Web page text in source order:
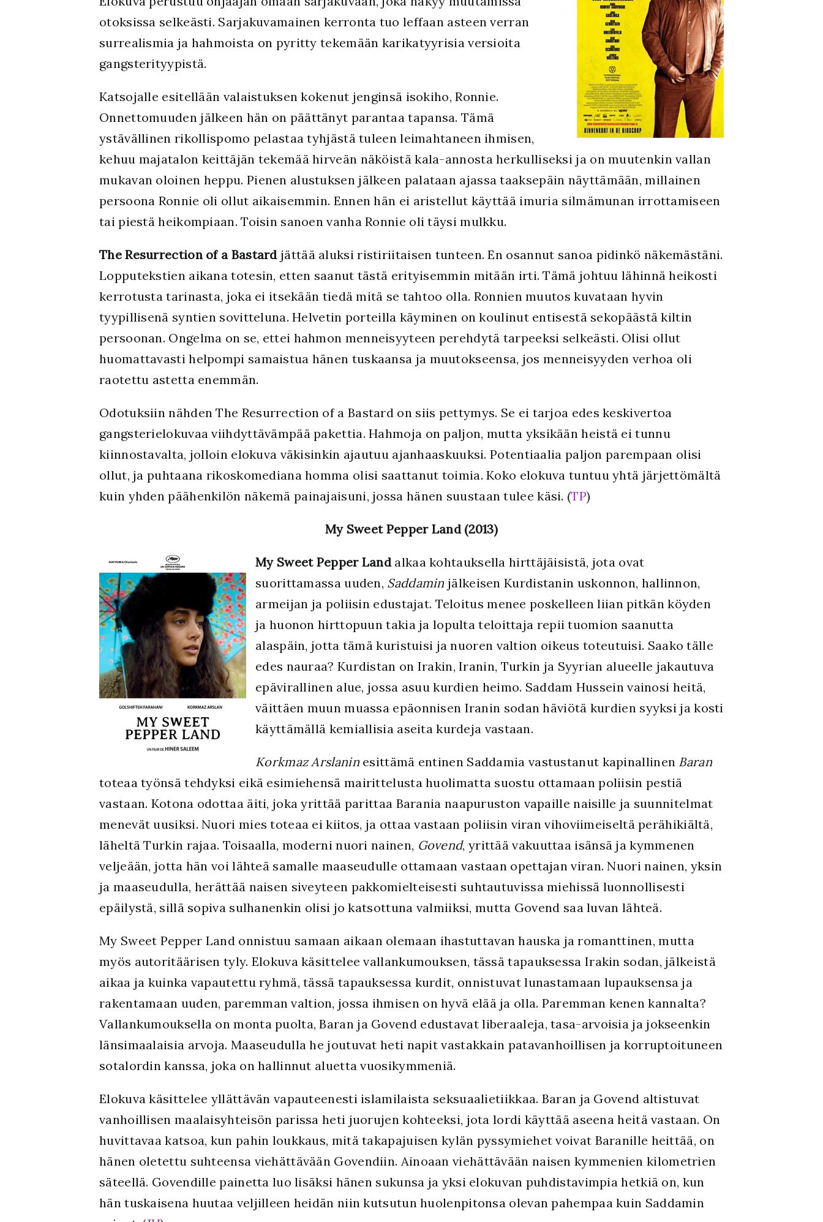
otoksissa selkeästi. Sarjakuvamainen kerronta tuo leffaan asteen verran
surrealismia ja hahmoista on pyritty tekemään karikatyyrisia versioita
gangsterityypistä.
Katsojalle esitellään valaistuksen kokenut jenginsä isokiho, Ronnie.
Onnettomuuden jälkeen hän on päättänyt parantaa tapansa. Tämä
ystävällinen rikollispomo pelastaa tyhjästä tuleen leimahtaneen ihmisen,
kehuu majatalon keittäjän tekemää hirveän näköistä kala-annosta herkulliseksi ja on muutenkin vallan
mukavan oloinen heppu. Pienen alustuksen jälkeen palataan ajassa taaksepäin näyttämään, millainen
persoona Ronnie oli ollut aikaisemmin. Ennen hän ei aristellut käyttää imuria silmämunan irrottamiseen
tai piestä heikompiaan. Toisin sanoen vanha Ronnie oli täysi mulkku.
The Resurrection of a Bastardjättää aluksi ristiriitaisen tunteen. En osannut sanoa pidinkö näkemästäni.
Lopputekstien aikana totesin, etten saanut tästä erityisemmin mitään irti. Tämä johtuu lähinnä heikosti
kerrotusta tarinasta, joka ei itsekään tiedä mitä se tahtoo olla. Ronnien muutos kuvataan hyvin
tyypillisenä syntien sovitteluna. Helvetin porteilla käyminen on koulinut entisestä sekopäästä kiltin
persoonan. Ongelma on se, ettei hahmon menneisyyteen perehdytä tarpeeksi selkeästi. Olisi ollut
huomattavasti helpompi samaistua hänen tuskaansa ja muutokseensa, jos menneisyyden verhoa oli
raotettu astetta enemmän.
Odotuksiin nähden The Resurrection of a Bastard on siis pettymys. Se ei tarjoa edes keskivertoa
gangsterielokuvaa viihdyttävämpää pakettia. Hahmoja on paljon, mutta yksikään heistä ei tunnu
kiinnostavalta, jolloin elokuva väkisinkin ajautuu ajanhaaskuuksi. Potentiaalia paljon parempaan olisi
ollut, ja puhtaana rikoskomediana homma olisi saattanut toimia. Koko elokuva tuntuu yhtä järjettömältä
kuin yhden päähenkilön näkemä painajaisuni, jossa hänen suustaan tulee käsi. (TP)
My Sweet Pepper Land (2013)
My Sweet Pepper Landalkaa kohtauksella hirttäjäisistä, jota ovat
suorittamassa uuden, Saddamin jälkeisen Kurdistanin uskonnon, hallinnon,
armeijan ja poliisin edustajat. Teloitus menee poskelleen liian pitkän köyden
ja huonon hirttopuun takia ja lopulta teloittaja repii tuomion saanutta
alaspäin, jotta tämä kuristuisi ja nuoren valtion oikeus toteutuisi. Saako tälle
edes nauraa? Kurdistan on Irakin, Iranin, Turkin ja Syyrian alueelle jakautuva
epävirallinen alue, jossa asuu kurdien heimo. Saddam Hussein vainosi heitä,
väittäen muun muassa epäonnisen Iranin sodan häviötä kurdien syyksi ja kosti
käyttämällä kemiallisia aseita kurdeja vastaan.
Korkmaz Arslaninesittämä entinen Saddamia vastustanut kapinallinen Baran
toteaa työnsä tehdyksi eikä esimiehensä mairittelusta huolimatta suostu ottamaan poliisin pestiä
vastaan. Kotona odottaa äiti, joka yrittää parittaa Barania naapuruston vapaille naisille ja suunnitelmat
menevät uusiksi. Nuori mies toteaa ei kiitos, ja ottaa vastaan poliisin viran vihoviimeiseltä perähikiältä,
läheltä Turkin rajaa. Toisaalla, moderni nuori nainen, Govend, yrittää vakuuttaa isänsä ja kymmenen
veljeään, jotta hän voi lähteä samalle maaseudulle ottamaan vastaan opettajan viran. Nuori nainen, yksin
ja maaseudulla, herättää naisen siveyteen pakkomielteisesti suhtautuvissa miehissä luonnollisesti
epäilystä, sillä sopiva sulhanenkin olisi jo katsottuna valmiiksi, mutta Govend saa luvan lähteä.
My Sweet Pepper Land onnistuu samaan aikaan olemaan ihastuttavan hauska ja romanttinen, mutta
myös autoritäärisen tyly. Elokuva käsittelee vallankumouksen, tässä tapauksessa Irakin sodan, jälkeistä
aikaa ja kuinka vapautettu ryhmä, tässä tapauksessa kurdit, onnistuvat lunastamaan lupauksensa ja
rakentamaan uuden, paremman valtion, jossa ihmisen on hyvä elää ja olla. Paremman kenen kannalta?
Vallankumouksella on monta puolta, Baran ja Govend edustavat liberaaleja, tasa-arvoisia ja jokseenkin
länsimaalaisia arvoja. Maaseudulla he joutuvat heti napit vastakkain patavanhoillisen ja korruptoituneen
sotalordin kanssa, joka on hallinnut aluetta vuosikymmeniä.
Elokuva käsittelee yllättävän vapauteenesti islamilaista seksuaalietiikkaa. Baran ja Govend altistuvat
vanhoillisen maalaisyhteisön parissa heti juorujen kohteeksi, jota lordi käyttää aseena heitä vastaan. On
huvittavaa katsoa, kun pahin loukkaus, mitä takapajuisen kylän pyssymiehet voivat Baranille heittää, on
hänen oletettu suhteensa viehättävään Govendiin. Ainoaan viehättävään naisen kymmenien kilometrien
säteellä. Govendille painetta luo lisäksi hänen sukunsa ja yksi elokuvan puhdistavimpia hetkiä on, kun
hän tuskaisena huutaa veljilleen heidän niin kutsutun huolenpitonsa olevan pahempaa kuin Saddamin